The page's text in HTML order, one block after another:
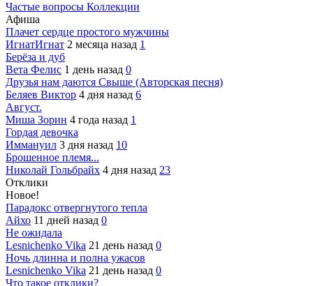
Частые вопросы Коллекции
Афиша
Плачет сердце простого мужчины
ИгнатИгнат 2 месяца назад 1
Берёза и дуб
Вета Фелис 1 день назад 0
Друзья нам даются Свыше (Авторская песня)
Беляев Виктор 4 дня назад 6
Август.
Миша Зорин 4 года назад 1
Гордая девочка
Иммануил 3 дня назад 10
Брошенное племя...
Николай Гольбрайх 4 дня назад 23
Отклики
Новое!
Парадокс отвергнутого тепла
Айхо 11 дней назад 0
Не ожидала
Lesnichenko Vika 21 день назад 0
Ночь длинна и полна ужасов
Lesnichenko Vika 21 день назад 0
Что такое отклики?